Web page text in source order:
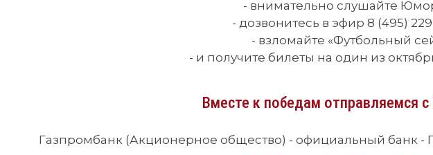
- внимательно слушайте
- дозвонитесь в эфир 8 (495)
- взломайте «Футбольный
- и получите билеты на один из
Вместе к победам отправляемся с
Газпромбанк (Акционерное общество) - официальный банк -